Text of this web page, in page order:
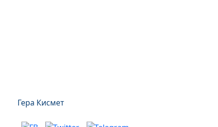
Гера Кисмет